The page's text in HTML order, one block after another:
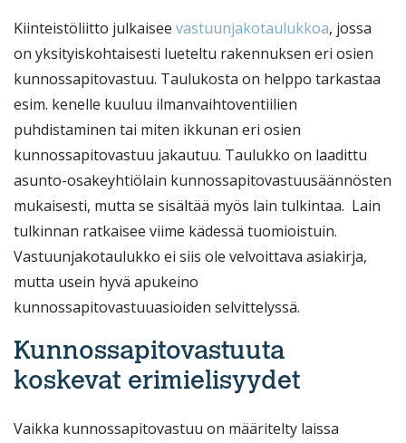
Kiinteistöliitto julkaisee vastuunjakotaulukkoa, jossa
on yksityiskohtaisesti lueteltu rakennuksen eri osien
kunnossapitovastuu. Taulukosta on helppo tarkastaa
esim. kenelle kuuluu ilmanvaihtoventiilien
puhdistaminen tai miten ikkunan eri osien
kunnossapitovastuu jakautuu. Taulukko on laadittu
asunto-osakeyhtiölain kunnossapitovastuusäännösten
mukaisesti, mutta se sisältää myös lain tulkintaa. Lain
tulkinnan ratkaisee viime kädessä tuomioistuin.
Vastuunjakotaulukko ei siis ole velvoittava asiakirja,
mutta usein hyvä apukeino
kunnossapitovastuuasioiden selvittelyssä.
Kunnossapitovastuuta
koskevat erimielisyydet
Vaikka kunnossapitovastuu on määritelty laissa